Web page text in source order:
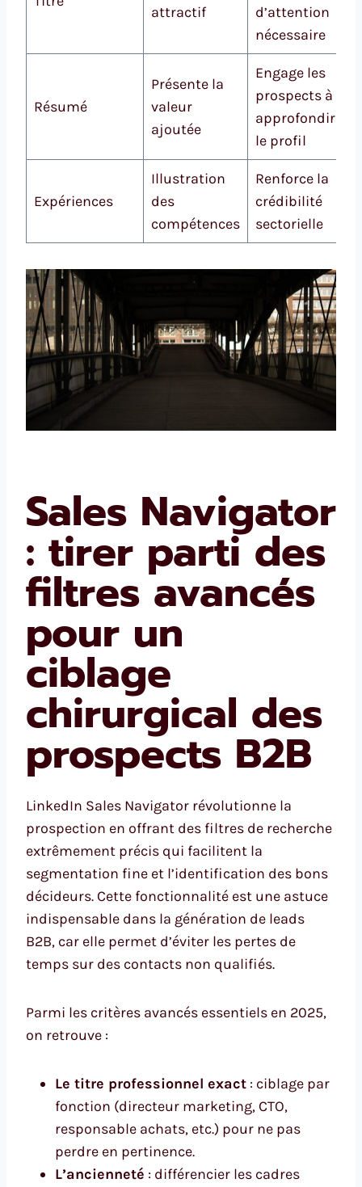
attractif
d’attention
nécessaire
Résumé
Présente la
valeur
ajoutée
Engage les
prospects à
approfondir
le profil
Expériences
Illustration
des
compétences
Renforce la
crédibilité
sectorielle
Sales Navigator
: tirer parti des
filtres avancés
pour un
ciblage
chirurgical des
prospects B2B
LinkedIn Sales Navigator révolutionne la
prospection en offrant des filtres de recherche
extrêmement précis qui facilitent la
segmentation fine et l’identification des bons
décideurs. Cette fonctionnalité est une astuce
indispensable dans la génération de leads
B2B, car elle permet d’éviter les pertes de
temps sur des contacts non qualifiés.
Parmi les critères avancés essentiels en 2025,
on retrouve :
Le titre professionnel exact : ciblage par
fonction (directeur marketing, CTO,
responsable achats, etc.) pour ne pas
perdre en pertinence.
L’ancienneté : différencier les cadres